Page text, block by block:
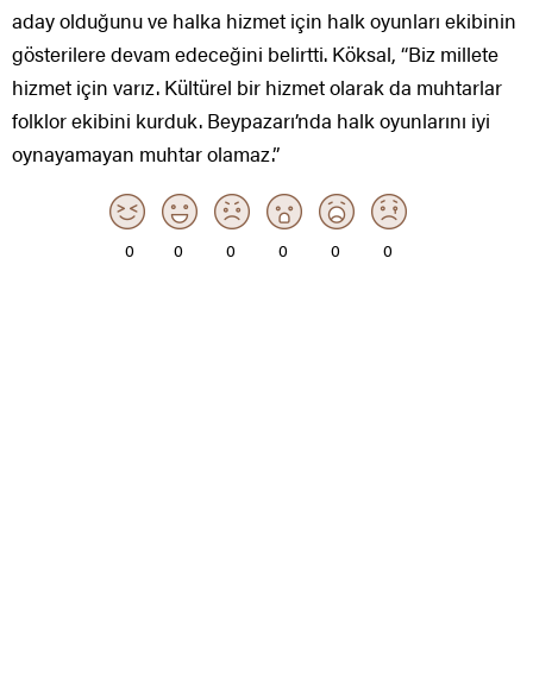
aday olduğunu ve halka hizmet için halk oyunları ekibinin
gösterilere devam edeceğini belirtti. Köksal, “Biz millete
hizmet için varız. Kültürel bir hizmet olarak da muhtarlar
folklor ekibini kurduk. Beypazarı’nda halk oyunlarını iyi
oynayamayan muhtar olamaz.”
0 0 0 0 0 0